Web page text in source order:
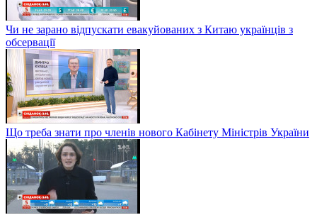
Чи не зарано відпускати евакуйованих з Китаю українців з
обсервації
Що треба знати про членів нового Кабінету Міністрів України